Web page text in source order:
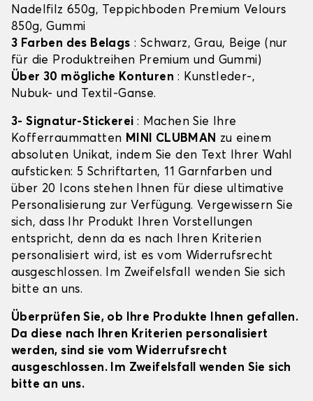
Nadelfilz 650g, Teppichboden Premium Velours
850g, Gummi
3 Farben des Belags : Schwarz, Grau, Beige (nur
für die Produktreihen Premium und Gummi)
Über 30 mögliche Konturen : Kunstleder-,
Nubuk- und Textil-Ganse.
3- Signatur-Stickerei : Machen Sie Ihre
Kofferraummatten MINI CLUBMAN zu einem
absoluten Unikat, indem Sie den Text Ihrer Wahl
aufsticken: 5 Schriftarten, 11 Garnfarben und
über 20 Icons stehen Ihnen für diese ultimative
Personalisierung zur Verfügung. Vergewissern Sie
sich, dass Ihr Produkt Ihren Vorstellungen
entspricht, denn da es nach Ihren Kriterien
personalisiert wird, ist es vom Widerrufsrecht
ausgeschlossen. Im Zweifelsfall wenden Sie sich
bitte an uns.
Überprüfen Sie, ob Ihre Produkte Ihnen gefallen.
Da diese nach Ihren Kriterien personalisiert
werden, sind sie vom Widerrufsrecht
ausgeschlossen. Im Zweifelsfall wenden Sie sich
bitte an uns.